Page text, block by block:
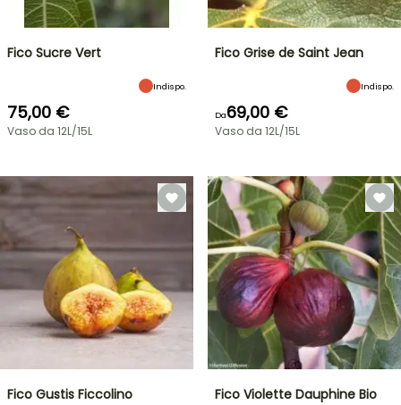
Fico Sucre Vert
Indispo.
75,00 €
Vaso da 12L/15L
Fico Grise de Saint Jean
Indispo.
Da69,00 €
Vaso da 12L/15L
Fico Gustis Ficcolino Fico Violette Dauphine Bio